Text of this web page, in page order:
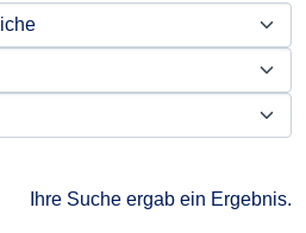
Ihre Suche ergab ein Ergebnis.